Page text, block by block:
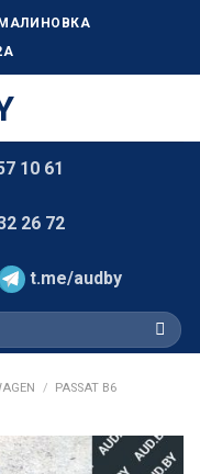
10 61
26 72
t.me/audby
/ PASSAT B6